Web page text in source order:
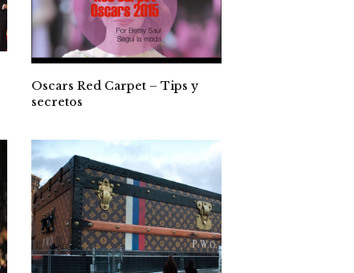
Oscars Red Carpet – Tips y
secretos